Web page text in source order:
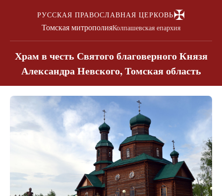
РУССКАЯ ПРАВОСЛАВНАЯ ЦЕРКОВЬ✠
Томская митрополияКолпашевская епархия
Храм в честь Святого благоверного Князя
Александра Невского, Томская область